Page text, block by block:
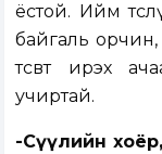
ёстой. Ийм
байгаль орчин,
төсөвт ирэх
учиртай.
-Сүүлийн